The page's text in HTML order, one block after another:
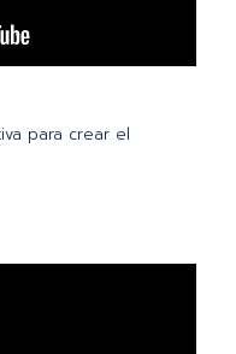
para crear el